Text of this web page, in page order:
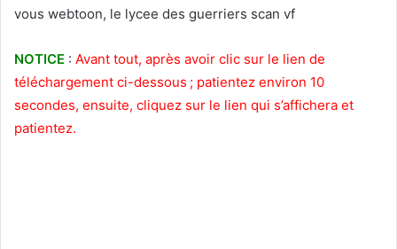
vous webtoon, le lycee des guerriers scan vf
NOTICE : Avant tout, après avoir clic sur le lien de
téléchargement ci-dessous ; patientez environ 10
secondes, ensuite, cliquez sur le lien qui s’affichera et
patientez.